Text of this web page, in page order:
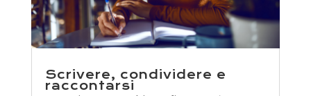
Scrivere, condividere e
raccontarsi